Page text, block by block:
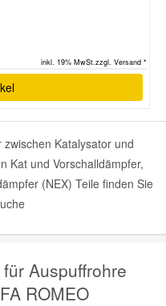
inkl. 19% MwSt.zzgl. Versand *
Katalysator und
Kat und Vorschalldämpfer,
(NEX) Teile finden Sie
Auspuffrohre
ROMEO